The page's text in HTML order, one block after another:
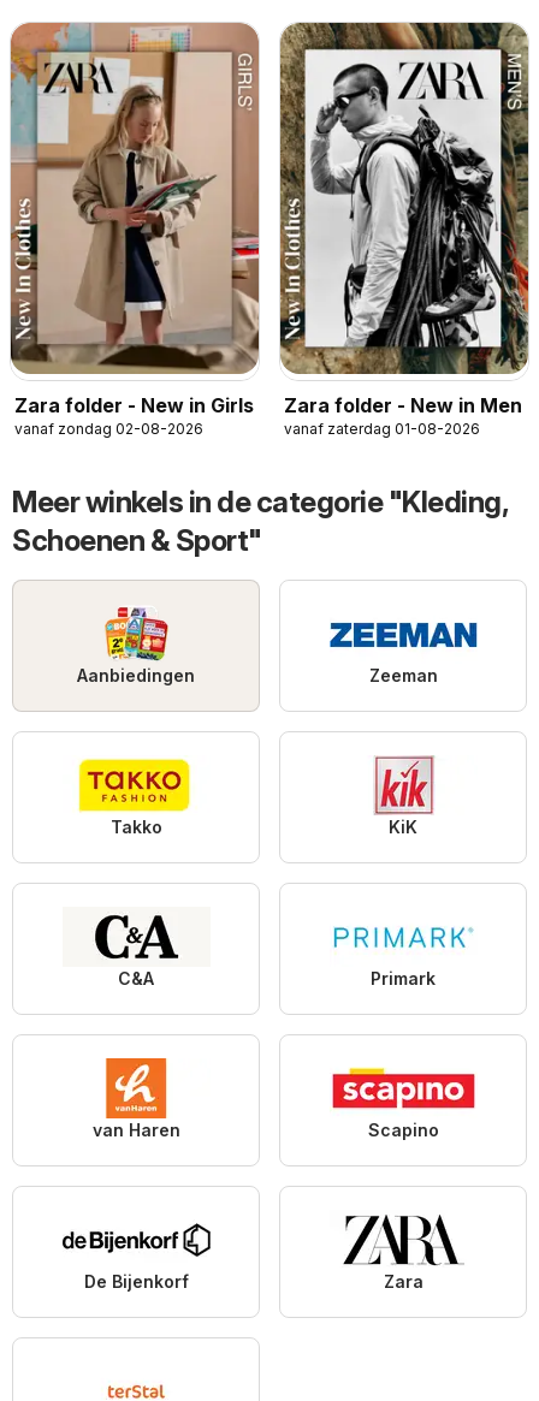
Zara folder - New in Girls
vanaf zondag 02-08-2026
Zara folder - New in Men
vanaf zaterdag 01-08-2026
Meer winkels in de categorie "Kleding,
Schoenen & Sport"
Aanbiedingen Zeeman
Takko KiK
C&A Primark
van Haren Scapino
De Bijenkorf Zara